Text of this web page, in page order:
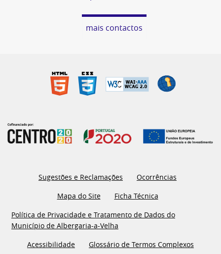
mais contactos
Sugestões e Reclamações
Ocorrências
Mapa do Site
Ficha Técnica
Política de Privacidade e Tratamento de Dados do
Município de Albergaria-a-Velha
Acessibilidade
Glossário de Termos Complexos